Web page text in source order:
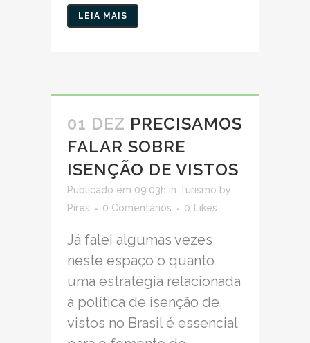
LEIA MAIS
01 DEZ PRECISAMOS
FALAR SOBRE
ISENÇÃO DE VISTOS
Publicado em 09:03h in Turismo by
Pires
0 Comentários 0 Likes
Já falei algumas vezes
neste espaço o quanto
uma estratégia relacionada
à política de isenção de
vistos no Brasil é essencial